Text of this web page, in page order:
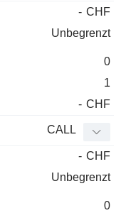
- CHF
Unbegrenzt
0
1
- CHF
CALL
- CHF
Unbegrenzt
0